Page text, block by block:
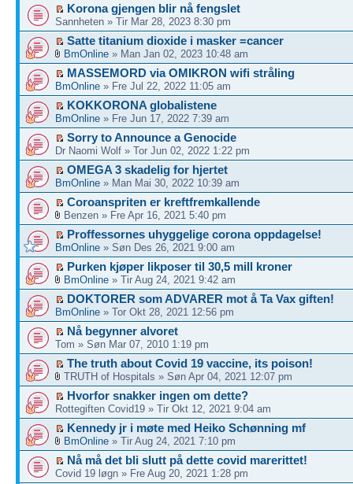
Korona gjengen blir nå fengslet
Sannheten » Tir Mar 28, 2023 8:30 pm
Satte titanium dioxide i masker =cancer
BmOnline » Man Jan 02, 2023 10:48 am
MASSEMORD via OMIKRON wifi stråling
BmOnline » Fre Jul 22, 2022 11:05 am
KOKKORONA globalistene
BmOnline » Fre Jun 17, 2022 7:39 am
Sorry to Announce a Genocide
Dr Naomi Wolf » Tor Jun 02, 2022 1:22 pm
OMEGA 3 skadelig for hjertet
BmOnline » Man Mai 30, 2022 10:39 am
Coroanspriten er kreftfremkallende
Benzen » Fre Apr 16, 2021 5:40 pm
Proffessornes uhyggelige corona oppdagelse!
BmOnline » Søn Des 26, 2021 9:00 am
Purken kjøper likposer til 30,5 mill kroner
BmOnline » Tir Aug 24, 2021 9:42 am
DOKTORER som ADVARER mot å Ta Vax giften!
BmOnline » Tor Okt 28, 2021 12:56 pm
Nå begynner alvoret
Tom » Søn Mar 07, 2010 1:19 pm
The truth about Covid 19 vaccine, its poison!
TRUTH of Hospitals » Søn Apr 04, 2021 12:07 pm
Hvorfor snakker ingen om dette?
Rottegiften Covid19 » Tir Okt 12, 2021 9:04 am
Kennedy jr i møte med Heiko Schønning mf
BmOnline » Tir Aug 24, 2021 7:10 pm
Nå må det bli slutt på dette covid marerittet!
Covid 19 løgn » Fre Aug 20, 2021 1:28 pm